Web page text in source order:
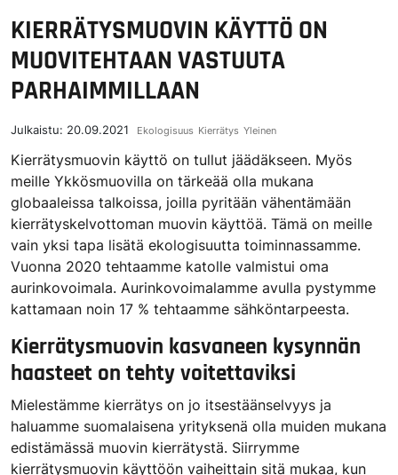
KIERRÄTYSMUOVIN KÄYTTÖ ON
MUOVITEHTAAN VASTUUTA
PARHAIMMILLAAN
Julkaistu: 20.09.2021 Ekologisuus Kierrätys Yleinen
Kierrätysmuovin käyttö on tullut jäädäkseen. Myös
meille Ykkösmuovilla on tärkeää olla mukana
globaaleissa talkoissa, joilla pyritään vähentämään
kierrätyskelvottoman muovin käyttöä. Tämä on meille
vain yksi tapa lisätä ekologisuutta toiminnassamme.
Vuonna 2020 tehtaamme katolle valmistui oma
aurinkovoimala. Aurinkovoimalamme avulla pystymme
kattamaan noin 17 % tehtaamme sähköntarpeesta.
Kierrätysmuovin kasvaneen kysynnän
haasteet on tehty voitettaviksi
Mielestämme kierrätys on jo itsestäänselvyys ja
haluamme suomalaisena yrityksenä olla muiden mukana
edistämässä muovin kierrätystä. Siirrymme
kierrätysmuovin käyttöön vaiheittain sitä mukaa, kun